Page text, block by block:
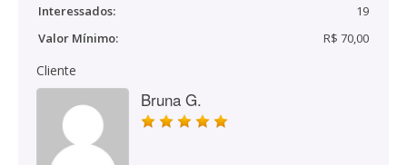
Interessados:
19
Valor Mínimo:
R$ 70,00
Cliente
Bruna G.